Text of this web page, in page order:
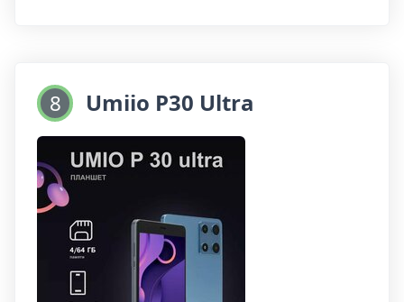
память и хранить больше файлов и
приложений.
Особенностью планшета является наличие
двух основных камер, которые позволяют
делать качественные фотографии и
видеозаписи. Вы сможете запечатлеть
важные моменты и делиться ими со своими
близкими и друзьями.
8 Umiio P30 Ultra